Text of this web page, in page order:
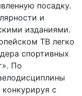
посадку.
и
изданиями.
ТВ легко
спортивных
По
с